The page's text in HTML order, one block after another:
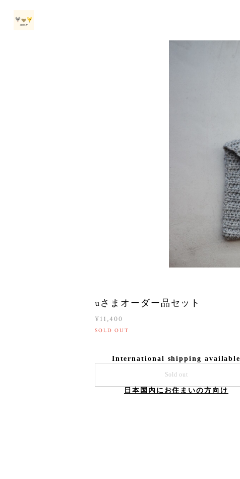
uさまオーダー品セット
¥11,400
SOLD OUT
International shipping available
Sold out
日本国内にお住まいの方向け